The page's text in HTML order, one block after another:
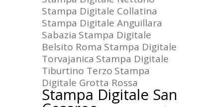
Stampa Digitale Collatina
Stampa Digitale Anguillara
Sabazia Stampa Digitale
Belsito Roma Stampa Digitale
Torvajanica Stampa Digitale
Tiburtino Terzo Stampa
Digitale Grotta Rossa
Stampa Digitale San